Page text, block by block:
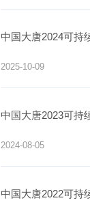
中国大唐2024可持
2025-10-09
中国大唐2023可持
2024-08-05
中国大唐2022可持